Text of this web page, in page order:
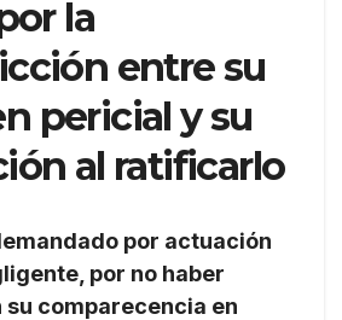
la
entre su
pericial y su
al ratificarlo
por actuación
por no haber
su comparecencia en